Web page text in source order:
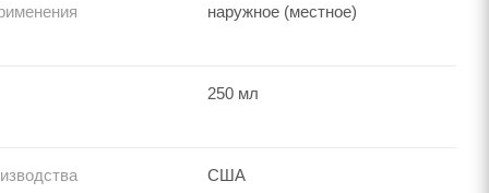
наружное (местное)
250 мл
США